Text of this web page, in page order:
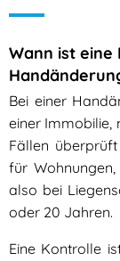
Wann ist
Bei einer
einer Immobilie,
Fällen
für
also bei
oder 20 Jahren.
Eine Kontrolle